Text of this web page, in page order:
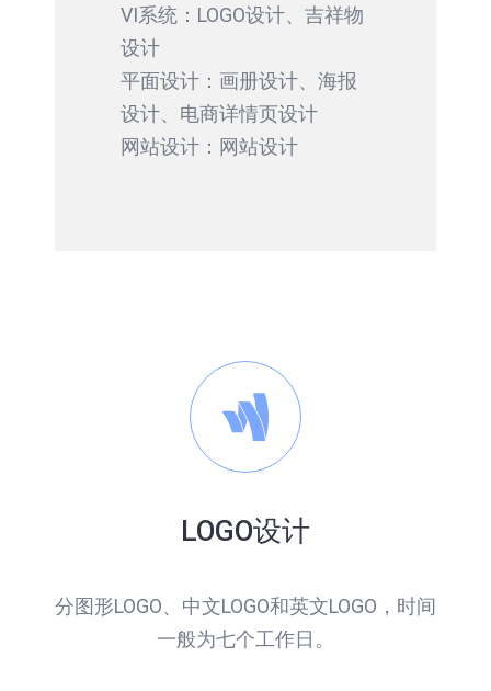
VI系统：LOGO设计、吉祥物
设计
平面设计：画册设计、海报
设计、电商详情页设计
网站设计：网站设计
LOGO设计
分图形LOGO、中文LOGO和英文LOGO，时间
一般为七个工作日。